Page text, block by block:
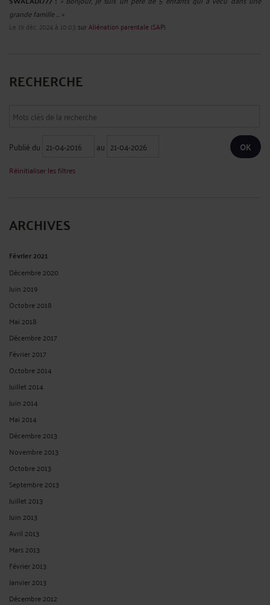
grande famille ... »
Le 19 déc. 2024 à 10:03 surAliénation parentale (SAP)
RECHERCHE
Publié du au
Réinitialiser les filtres
ARCHIVES
Février 2021
Décembre 2020
Juin 2019
Octobre 2018
Mai 2018
Décembre 2017
Février 2017
Octobre 2014
Juillet 2014
Juin 2014
Mai 2014
Décembre 2013
Novembre 2013
Octobre 2013
Septembre 2013
Juillet 2013
Juin 2013
Avril 2013
Mars 2013
Février 2013
Janvier 2013
Décembre 2012